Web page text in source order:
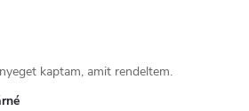
kaptam, amit rendeltem.